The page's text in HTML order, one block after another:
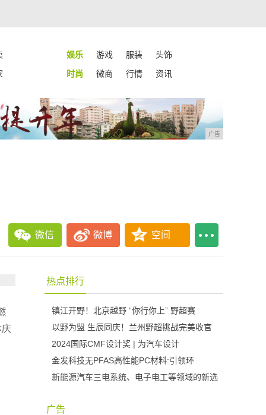
娱乐 游戏 服装
头饰
时尚 微商 行情 资讯
广告
微信 微博 空间
庆
热点排行
镇江开野！北京越野 “你行你上” 野超赛
以野为盟 生辰同庆！兰州野超挑战完美收官
2024国际CMF设计奖 | 为汽车设计
金发科技无PFAS高性能PC材料:引领环
新能源汽车三电系统、电子电工等领域的新选
广告